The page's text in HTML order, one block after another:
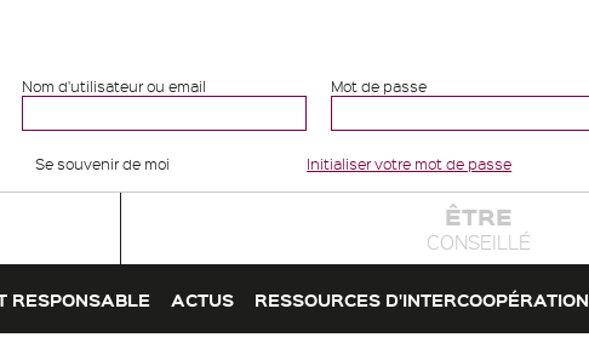
Nom d'utilisateur ou email Mot de passe
Se souvenir de moi Initialiser votre mot de passe
ÊTRE
CONSEILLÉ
RESPONSABLE ACTUS RESSOURCES D'INTERCOOPÉRATION